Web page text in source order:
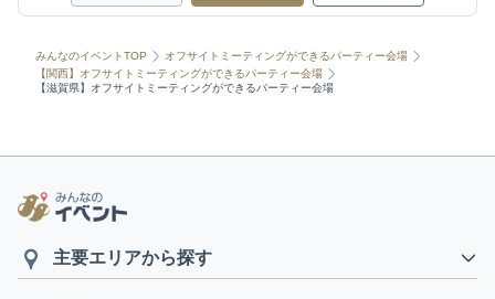
みんなのイベントTOP
オフサイトミーティングができるパーティー会場
【関西】オフサイトミーティングができるパーティー会場
【滋賀県】オフサイトミーティングができるパーティー会場
主要エリアから探す